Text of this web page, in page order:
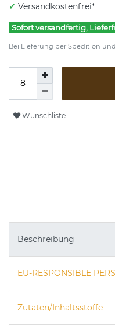
✓ Versandkostenfrei*
Sofort versandfertig,
Bei Lieferung per Spedition
Wunschliste
Beschreibung
EU-RESPONSIBLE
Zutaten/Inhaltsstoffe